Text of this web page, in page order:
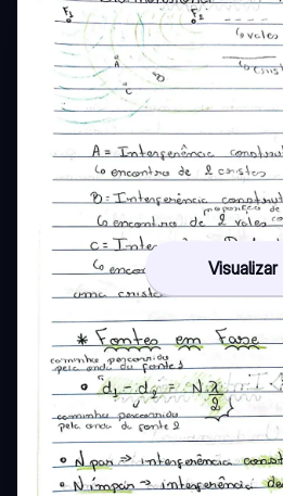
Visualizar